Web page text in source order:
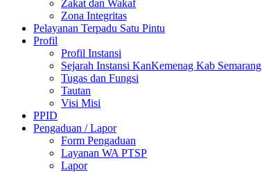
Zakat dan Wakaf
Zona Integritas
Pelayanan Terpadu Satu Pintu
Profil
Profil Instansi
Sejarah Instansi KanKemenag Kab Semarang
Tugas dan Fungsi
Tautan
Visi Misi
PPID
Pengaduan / Lapor
Form Pengaduan
Layanan WA PTSP
Lapor